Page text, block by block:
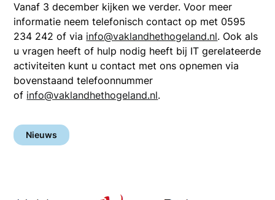
Vanaf 3 december kijken we verder. Voor meer
informatie neem telefonisch contact op met 0595
234 242 of via info@vaklandhethogeland.nl. Ook als
u vragen heeft of hulp nodig heeft bij IT gerelateerde
activiteiten kunt u contact met ons opnemen via
bovenstaand telefoonnummer
of info@vaklandhethogeland.nl.
Nieuws